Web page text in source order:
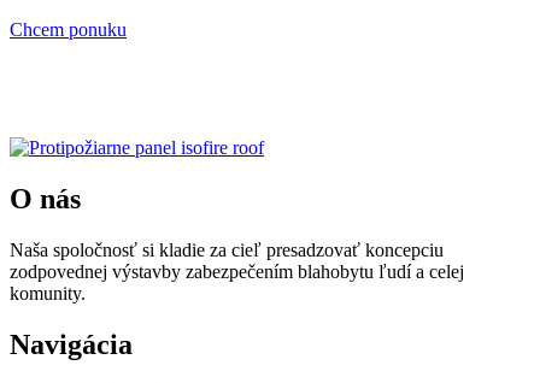
Chcem ponuku
O nás
Naša spoločnosť si kladie za cieľ presadzovať koncepciu
zodpovednej výstavby zabezpečením blahobytu ľudí a celej
komunity.
Navigácia